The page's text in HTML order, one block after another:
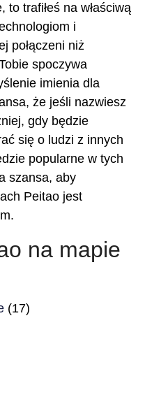
to trafiłeś na właściwą
i
połączeni niż
spoczywa
imienia dla
że jeśli nazwiesz
gdy będzie
się o ludzi z innych
popularne w tych
szansa, aby
Peitao jest
na mapie
(17)